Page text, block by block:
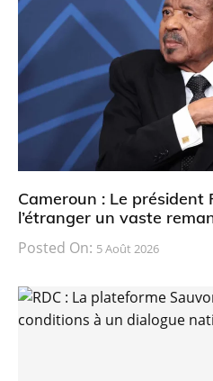
Cameroun : Le président
l’étranger un vaste
Posted On: 5 Août 2026